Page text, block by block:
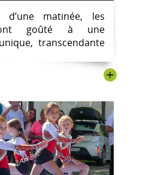
d’une matinée, les
goûté à une
transcendante
+